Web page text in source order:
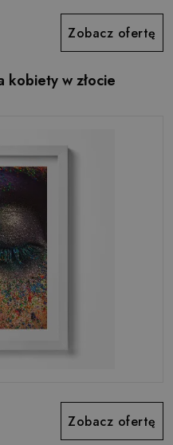
Zobacz ofertę
kobiety w złocie
Zobacz ofertę